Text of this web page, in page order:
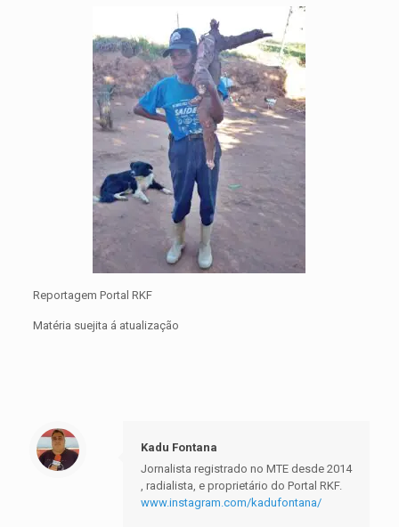
Reportagem Portal RKF
Matéria suejita á atualização
Kadu Fontana
Jornalista registrado no MTE desde 2014
, radialista, e proprietário do Portal RKF.
www.instagram.com/kadufontana/